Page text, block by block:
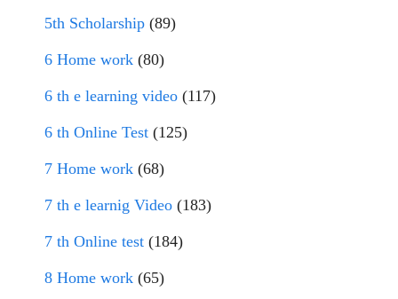
5th Scholarship (89)
6 Home work (80)
6 th e learning video (117)
6 th Online Test (125)
7 Home work (68)
7 th e learnig Video (183)
7 th Online test (184)
8 Home work (65)